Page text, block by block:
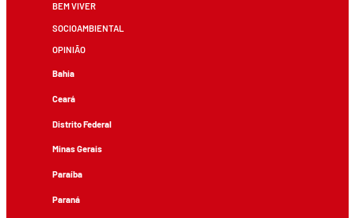
BEM VIVER
SOCIOAMBIENTAL
OPINIÃO
Bahia
Ceará
Distrito Federal
Minas Gerais
Paraíba
Paraná